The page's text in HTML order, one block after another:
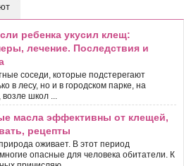
ребенка укусил клещ:
лечение. Последствия и
соседи, которые подстерегают
в лесу, но и в городском парке, на
школ ...
масла эффективны от клещей,
рецепты
оживает. В этот период
опасные для человека обитатели. К